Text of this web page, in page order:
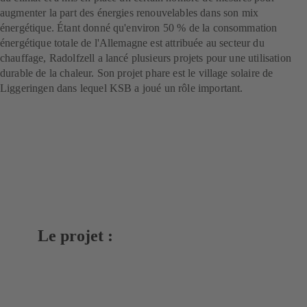
augmenter la part des énergies renouvelables dans son mix
énergétique. Étant donné qu'environ 50 % de la consommation
énergétique totale de l'Allemagne est attribuée au secteur du
chauffage, Radolfzell a lancé plusieurs projets pour une utilisation
durable de la chaleur. Son projet phare est le village solaire de
Liggeringen dans lequel KSB a joué un rôle important.
Le projet :